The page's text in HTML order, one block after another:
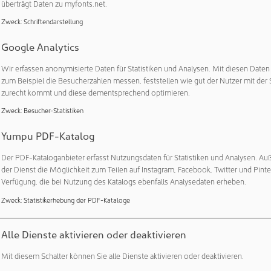
denn die Halbwertzeit ist kurz. Deshalb ist das Spritzen
Reisen und in jeder Lebenslage. Das gelingt nicht allen.
den Betroffenen nun eine Verbesserung in Aussicht. Das
Das Gen für Gerinnungsfaktor VIII beziehungsweise
in die Leberzellen. Es bleibt als Episom, das ist ein kleiner
dort das fehlende Eiweiß. Der Erfolg bei den Patientinnen
„In den Studien erreichten viele Patienten nahezu eine
die vorherige Therapie beenden. Man kann einem
welches Faktorlevel erreichet wird und wie lange der
Tiede. Er räumt ein, dass die Gentherapie sich nicht für
Antikörper gegen das Virus, das als Fähre eingesetzt wird.
Bei Menschen mit Lebererkrankungen wird
der MHH-Klinik für Gastroenterologie, Hepatologie,
ob der Patient oder die Patientin geeignet ist. Trotz der
für einen großen Schritt: „Wir können die Wirkung
jeder Zeit mit einfachen Labormethoden messen und so den
überträgt Daten zu myfonts.net.
Zweck: Schriftendarstellung
Google Analytics
Wir erfassen anonymisierte Daten für Statistiken und Analysen. Mit diesen
zum Beispiel die Besucherzahlen messen, feststellen wie gut der Nutzer mit der
zurecht kommt und diese dementsprechend optimieren.
Zweck: Besucher-Statistiken
Yumpu PDF-Katalog
Der PDF-Kataloganbieter erfasst Nutzungsdaten für Statistiken und Analysen.
der Dienst die Möglichkeit zum Teilen auf Instagram, Facebook, Twitter und
Verfügung, die bei Nutzung des Katalogs ebenfalls Analysedaten erheben.
Zweck: Statistikerhebung der PDF-Kataloge
Alle Dienste aktivieren oder deaktivieren
Mit diesem Schalter können Sie alle Dienste aktivieren oder deaktivieren.